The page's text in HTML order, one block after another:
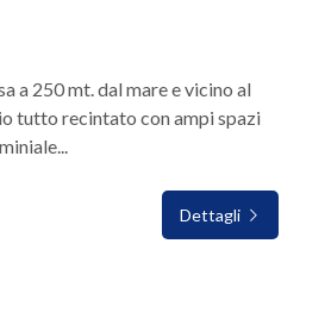
a 250 mt. dal mare e vicino al
tutto recintato con ampi spazi
Dettagli